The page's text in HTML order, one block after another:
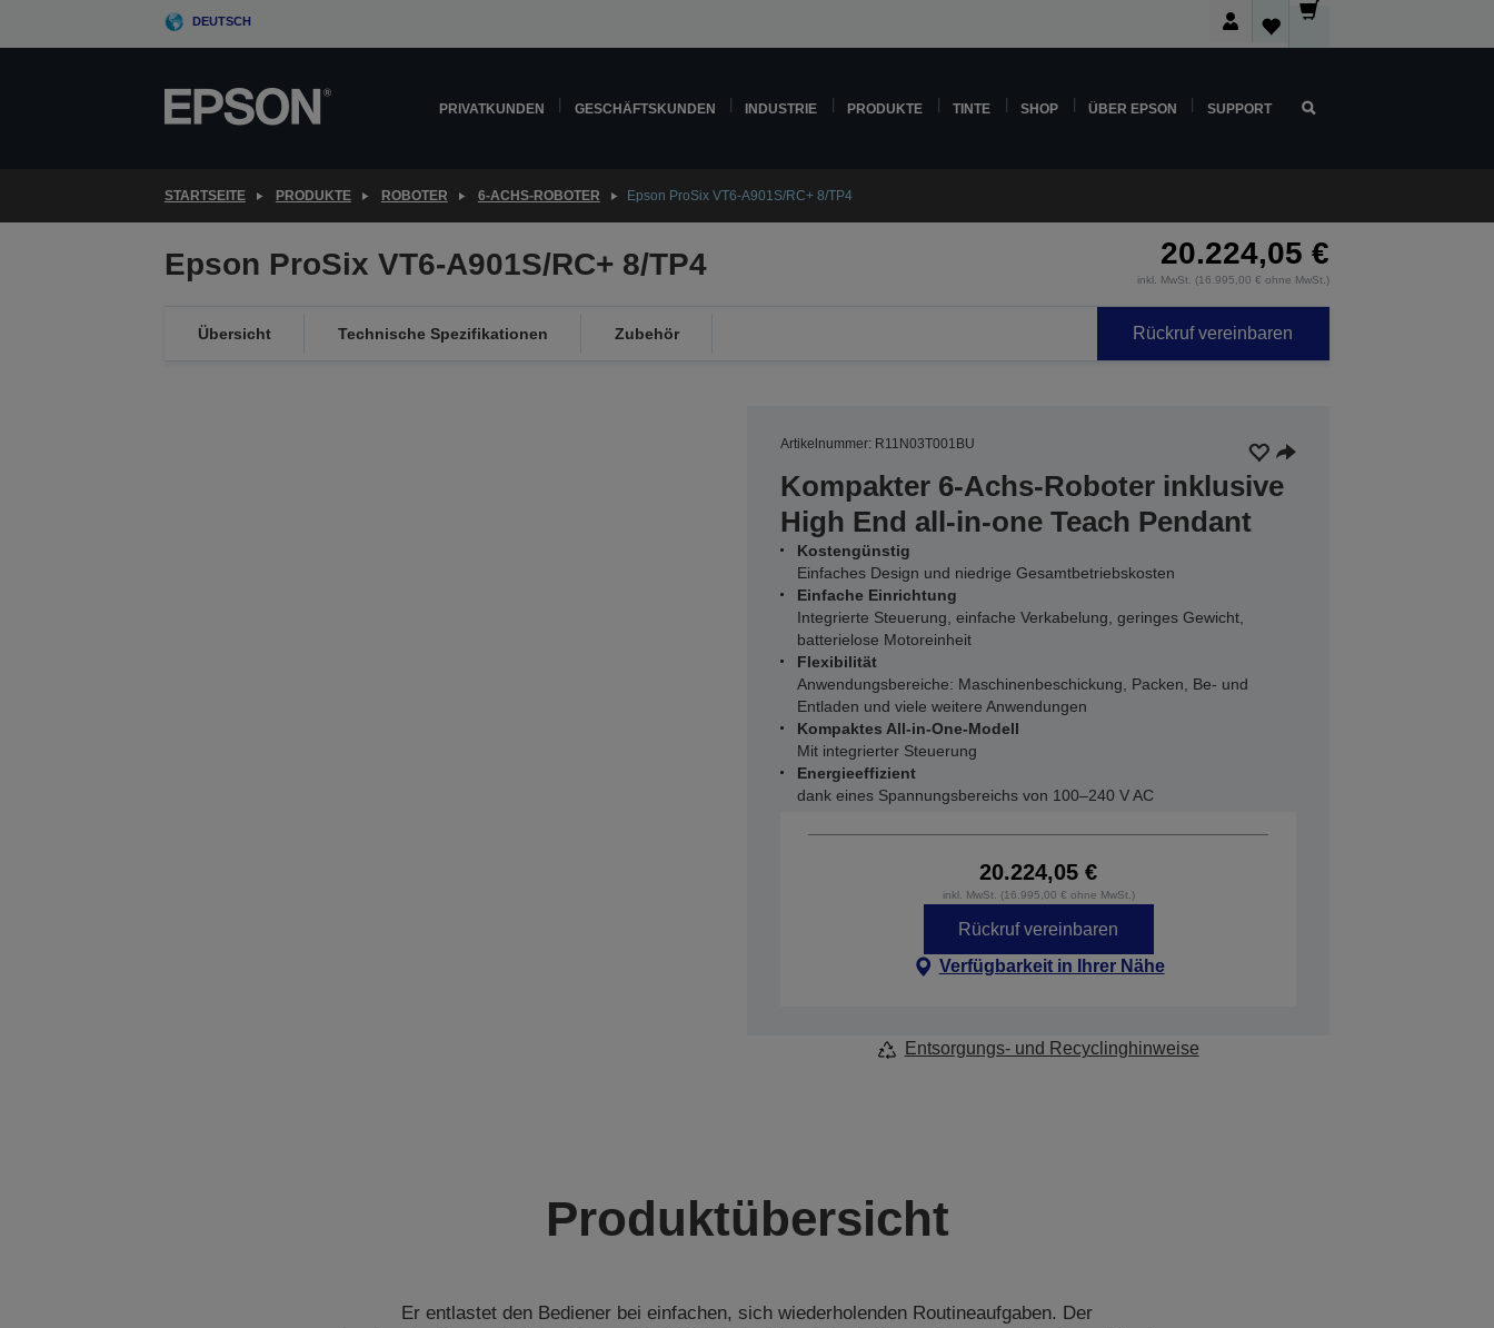
DEUTSCH
PRIVATKUNDEN GESCHÄFTSKUNDEN INDUSTRIE PRODUKTE TINTE SHOP ÜBER EPSON SUPPORT
STARTSEITE PRODUKTE ROBOTER 6-ACHS-ROBOTER Epson ProSix VT6-A901S/RC+ 8/TP4
Epson ProSix VT6-A901S/RC+ 8/TP4 20.224,05 €
inkl. MwSt. (16.995,00 € ohne MwSt.)
Übersicht Technische Spezifikationen Zubehör Rückruf vereinbaren
Artikelnummer: R11N03T001BU
Kompakter 6-Achs-Roboter inklusive
High End all-in-one Teach Pendant
Kostengünstig
Einfaches Design und niedrige Gesamtbetriebskosten
Einfache Einrichtung
Integrierte Steuerung, einfache Verkabelung, geringes Gewicht,
batterielose Motoreinheit
Flexibilität
Anwendungsbereiche: Maschinenbeschickung, Packen, Be- und
Entladen und viele weitere Anwendungen
Kompaktes All-in-One-Modell
Mit integrierter Steuerung
Energieeffizient
dank eines Spannungsbereichs von 100–240 V AC
20.224,05 €
inkl. MwSt. (16.995,00 € ohne MwSt.)
Rückruf vereinbaren
Verfügbarkeit in Ihrer Nähe
Entsorgungs- und Recyclinghinweise
Produktübersicht
Er entlastet den Bediener bei einfachen, sich wiederholenden Routineaufgaben. Der